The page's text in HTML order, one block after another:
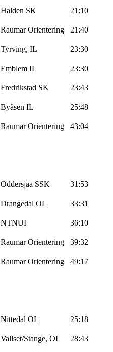
Halden SK 21:10
RaumarOrientering 21:40
Tyrving, IL 23:30
Emblem IL 23:30
Fredrikstad SK 23:43
Byåsen IL 25:48
RaumarOrientering 43:04
Oddersjaa SSK 31:53
Drangedal OL 33:31
NTNUI 36:10
RaumarOrientering 39:32
RaumarOrientering 49:17
Nittedal OL 25:18
Vallset/Stange, OL 28:43